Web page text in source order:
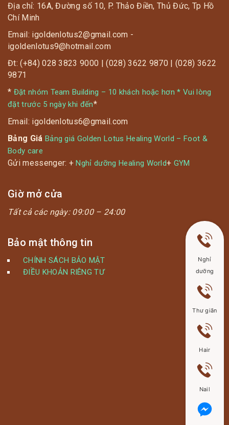
Địa chỉ: 16A, Đường số 10, P. Thảo Điền, Thủ Đức, Tp Hồ
Chí Minh
Email: igoldenlotus2@gmail.com -
igoldenlotus9@hotmail.com
Đt: (+84) 028 3823 9000 | (028) 3622 9870 | (028) 3622
9871
* Đặt nhóm Team Building – 10 khách hoặc hơn * Vui lòng
đặt trước 5 ngày khi đến*
Email: igoldenlotus6@gmail.com
Bảng Giá Bảng giá Golden Lotus Healing World – Foot &
Body care
Gửi messenger: +Nghỉ dưỡng Healing World+ GYM
Giờ mở cửa
Tất cả các ngày: 09:00 – 24:00
Bảo mật thông tin
CHÍNH SÁCH BẢO MẬT
ĐIỀU KHOẢN RIÊNG TƯ
Nghỉ
dưỡng
Thư giãn
Hair
Nail